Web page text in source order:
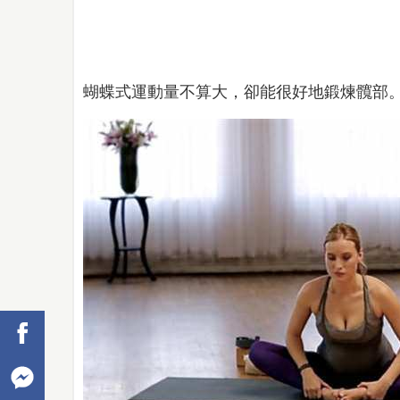
蝴蝶式運動量不算大，卻能很好地鍛煉髖部